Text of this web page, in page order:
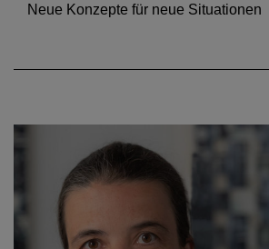
Neue Konzepte für neue Situationen